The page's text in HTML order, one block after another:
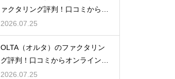
ァクタリング評判！口コミから探
るメリット
2026.07.25
OLTA（オルタ）のファクタリン
グ評判！口コミからオンライン完
結を検証
2026.07.25